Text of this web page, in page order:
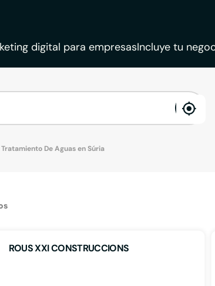
digital para empresasIncluye tu
Tratamiento De Aguas en Súria
ROUS XXI CONSTRUCCIONS